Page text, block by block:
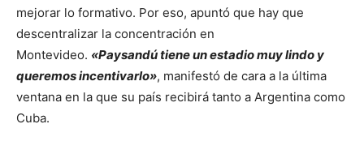
mejorar lo formativo. Por eso, apuntó que hay que
descentralizar la concentración en
Montevideo. «Paysandú tiene un estadio muy lindo y
queremos incentivarlo», manifestó de cara a la última
ventana en la que su país recibirá tanto a Argentina como
Cuba.